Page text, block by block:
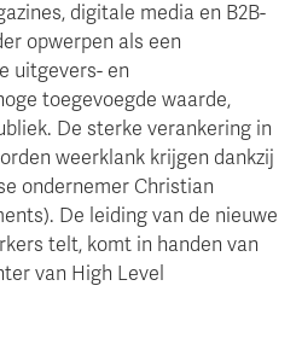
digitale media en B2B-
opwerpen als een
uitgevers- en
toegevoegde waarde,
De sterke verankering in
weerklank krijgen dankzij
ondernemer Christian
De leiding van de nieuwe
telt, komt in handen van
van High Level